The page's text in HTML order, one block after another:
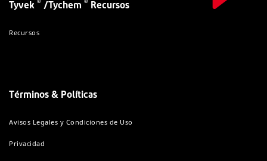
Tyvek ® /Tychem ® Recursos
Recursos
Términos & Políticas
Avisos Legales y Condiciones de Uso
Privacidad